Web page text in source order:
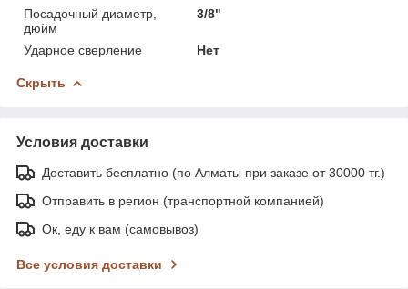
Посадочный диаметр,
дюйм
3/8"
Ударное сверление Нет
Скрыть
Условия доставки
Доставить бесплатно (по Алматы при заказе от 30000 тг.)
Отправить в регион (транспортной компанией)
Ок, еду к вам (самовывоз)
Все условия доставки